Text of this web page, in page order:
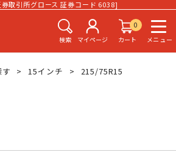
取引所グロース 証券コード 6038]
検索 マイページ
0
カート
メニュー
15インチ 215/75R15